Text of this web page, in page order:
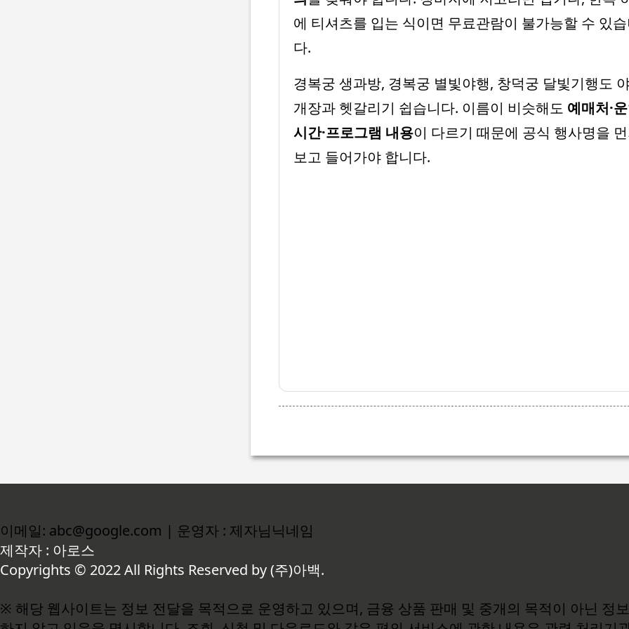
에 티셔츠를 입는 식이면 무료관람이 불가능할 수 있습
다.
경복궁 생과방, 경복궁 별빛야행, 창덕궁 달빛기행도
개장과 헷갈리기 쉽습니다. 이름이 비슷해도 예매처·
시간·프로그램 내용이 다르기 때문에 공식 행사명을
보고 들어가야 합니다.
이메일: abc@google.com | 운영자 : 제자님닉네임
제작자 : 아로스
Copyrights © 2022 All Rights Reserved by (주)아백.
※ 해당 웹사이트는 정보 전달을 목적으로 운영하고 있으며, 금융 상품 판매 및 중개의 목적이 아닌 정